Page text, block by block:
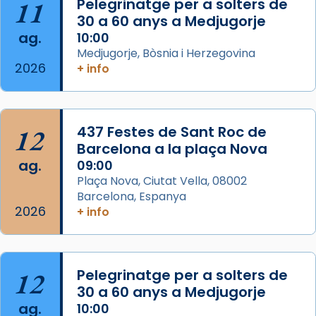
missa d’acció de gràcies en agraïment al
comitè organitzador de la visita apostòlica
del Sant Pare Lleó XIV a Barcelona, i als
col·laboradors, a la Catedral de Barcelona.
L’arquebisbe de Barcelona, el cardenal Joan
Josep Omella, ha presidit la missa i l’ha
concelebrat el bisbe auxiliar de Barcelona,
Mons. David Abadías.
📸 Dr. G. Simón
Photo
View on Facebook
2 weeks ago
Memòria de les santes Juliana i
11
ag.
2026
Pelegrinatge per a solters de
30 a 60 anys a Medjugorje
10:00
Medjugorje, Bòsnia i Herzegovina
+ info
12
ag.
2026
437 Festes de Sant Roc de
Barcelona a la plaça Nova
09:00
Plaça Nova, Ciutat Vella, 08002
Barcelona, Espanya
+ info
12
ag.
Pelegrinatge per a solters de
30 a 60 anys a Medjugorje
10:00